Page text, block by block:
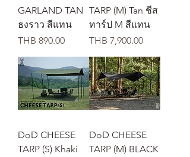
GARLAND TAN
ธงราว สีแทน
価格
THB 890.00
TARP (M) Tan ชีส
ทาร์ป M สีแทน
価格
THB 7,900.00
DoD CHEESE
TARP (S) Khaki
DoD CHEESE
TARP (M) BLACK